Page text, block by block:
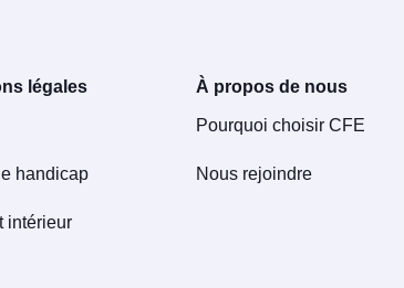
légales
handicap
intérieur
À propos de nous
Pourquoi choisir CFE
Nous rejoindre